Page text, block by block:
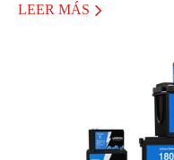
LEER MÁS